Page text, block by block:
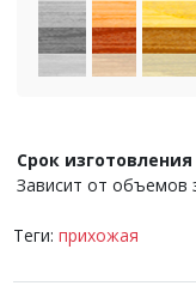
Срок
Зависит от объемов
Теги: прихожая